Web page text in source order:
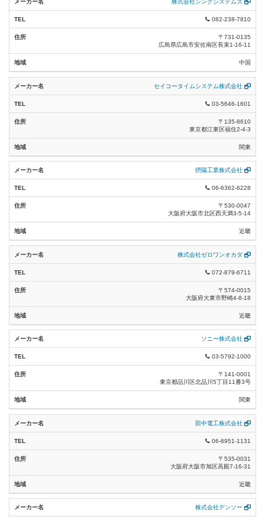
株式会社シングシステムズ
082-238-7810
〒731-0135
広島県広島市安佐南区長束1-16-11
中国
セイコータイムシステム株式会社
03-5646-1601
〒135-8610
東京都江東区福住2-4-3
関東
摂陽工業株式会社
06-6362-6228
〒530-0047
大阪府大阪市北区西天満3-5-14
近畿
株式会社ゼロワンオカダ
072-879-6711
〒574-0015
大阪府大東市野崎4-8-18
近畿
ソニー株式会社
03-5792-1000
〒141-0001
東京都品川区北品川5丁目11番3号
関東
田中電工株式会社
06-6951-1131
〒535-0031
大阪府大阪市旭区高殿7-16-31
近畿
株式会社デンソー